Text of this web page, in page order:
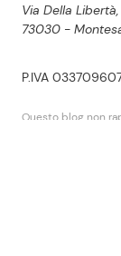
Via Della
73030 -
P.IVA
Questo blog non